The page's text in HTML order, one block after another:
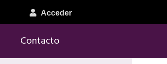
Acceder
Contacto